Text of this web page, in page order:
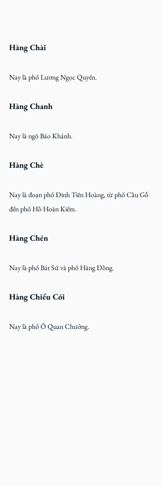
Hàng Chài
Nay là phố Lương Ngọc Quyến.
Hàng Chanh
Nay là ngõ Báo Khánh.
Hàng Chè
Nay là đoạn phố Đinh Tiên Hoàng, từ phố Cầu Gỗ
đến phố Hồ Hoàn Kiếm.
Hàng Chén
Nay là phố Bát Sứ và phố Hàng Đồng.
Hàng Chiếu Cói
Nay là phố Ô Quan Chưởng.